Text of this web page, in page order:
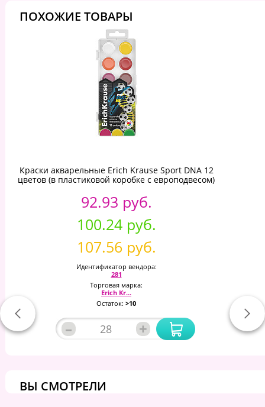
ПОХОЖИЕ ТОВАРЫ
Краски акварельные Erich Krause Sport DNA 12
цветов (в пластиковой коробке с европодвесом)
92.93 руб.
100.24 руб.
107.56 руб.
Идентификатор вендора:
281
Торговая марка:
Erich Kr...
Остаток: >10
– +
ВЫ СМОТРЕЛИ